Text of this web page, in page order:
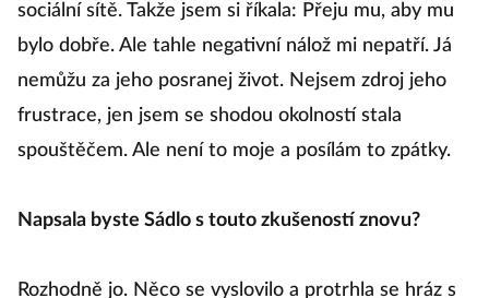
sociální sítě. Takže jsem si říkala: Přeju mu, aby mu
bylo dobře. Ale tahle negativní nálož mi nepatří. Já
nemůžu za jeho posranej život. Nejsem zdroj jeho
frustrace, jen jsem se shodou okolností stala
spouštěčem. Ale není to moje a posílám to zpátky.
Napsala byste Sádlo s touto zkušeností znovu?
Rozhodně jo. Něco se vyslovilo a protrhla se hráz s